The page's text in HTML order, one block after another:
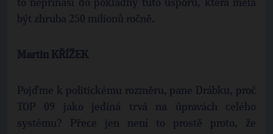
to nepřináší do pokladny tuto úsporu, která měla
být zhruba 250 milionů ročně.
Martin KŘÍŽEK
Pojďme k politickému rozměru, pane Drábku, proč
TOP 09 jako jediná trvá na úpravách celého
systému? Přece jen není to prostě proto, že